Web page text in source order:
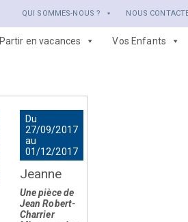
QUI SOMMES-NOUS ? NOUS
Partir en vacances Vos Enfants
Du
27/09/2017
au
01/12/2017
Jeanne
Une pièce de
Jean Robert-
Charrier